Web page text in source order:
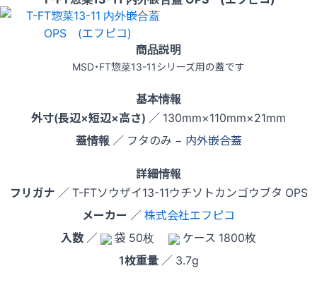
商品説明
MSD・FT惣菜13-11シリーズ用の蓋です
基本情報
外寸(長辺×短辺×高さ) ／ 130mm×110mm×21mm
蓋情報 ／ フタのみ − 内外嵌合蓋
詳細情報
フリガナ ／ T-FTソウザイ13-11ウチソトカンゴウブタ OPS
メーカー ／株式会社エフピコ
入数 ／ 袋 50枚
ケース 1800枚
1枚重量／ 3.7g